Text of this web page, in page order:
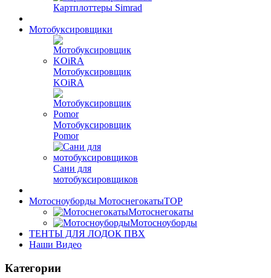
Картплоттеры Simrad
Мотобуксировщики
Мотобуксировщик
KOiRA
Мотобуксировщик
Pomor
Сани для
мотобуксировщиков
Мотосноуборды МотоснегокатыTOP
Мотоснегокаты
Мотосноуборды
ТЕНТЫ ДЛЯ ЛОДОК ПВХ
Наши Видео
Категории